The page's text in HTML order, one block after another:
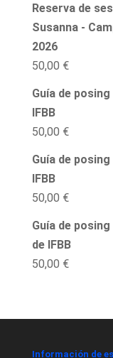
Reserva de
Susanna -
2026
50,00 €
Guía de
IFBB
50,00 €
Guía de
IFBB
50,00 €
Guía de
de IFBB
50,00 €
Información de